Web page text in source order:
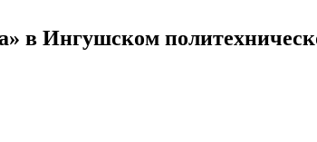
в Ингушском